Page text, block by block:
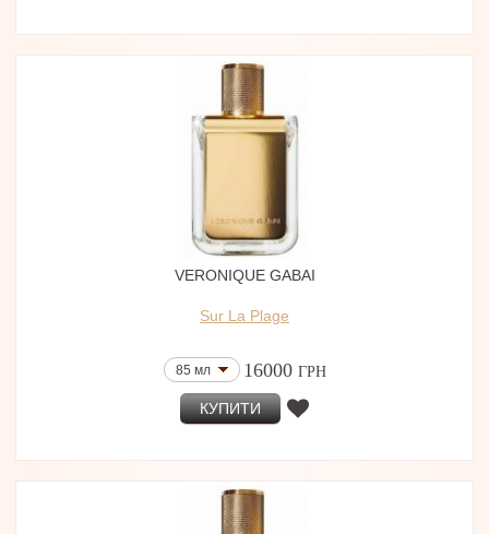
VERONIQUE GABAI
Sur La Plage
85 мл 16000 ГРН
КУПИТИ